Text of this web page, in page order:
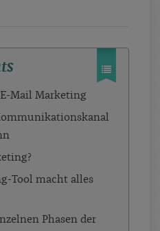
Mail Marketing
Tool macht alles
Phasen der